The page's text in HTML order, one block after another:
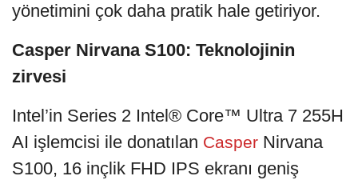
yönetimini çok daha pratik hale getiriyor.
Casper Nirvana S100: Teknolojinin
zirvesi
Intel’in Series 2 Intel® Core™ Ultra 7 255H
AI işlemcisi ile donatılan Casper Nirvana
S100, 16 inçlik FHD IPS ekranı geniş